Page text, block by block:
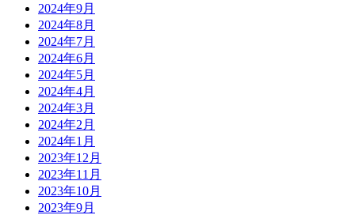
2024年9月
2024年8月
2024年7月
2024年6月
2024年5月
2024年4月
2024年3月
2024年2月
2024年1月
2023年12月
2023年11月
2023年10月
2023年9月